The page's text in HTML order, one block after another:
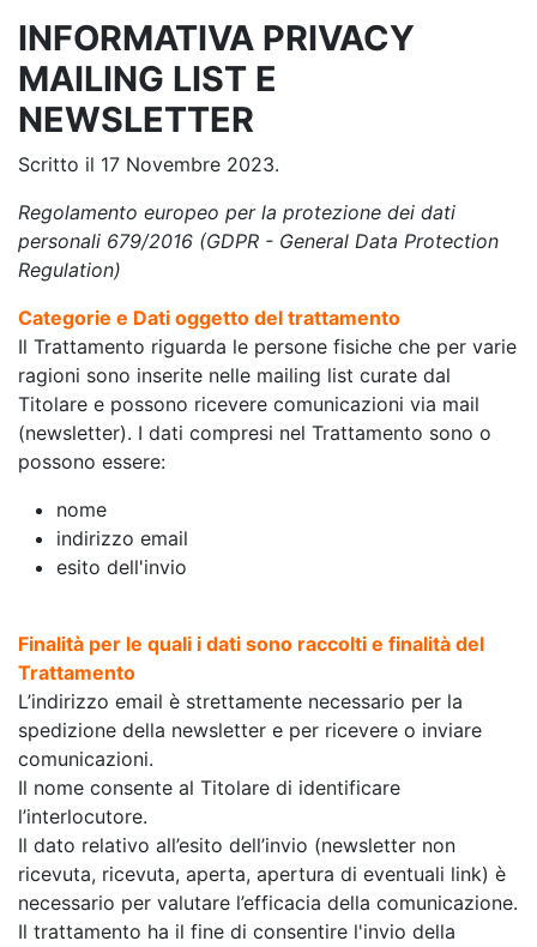
INFORMATIVA PRIVACY
MAILING LIST E
NEWSLETTER
Scritto il 17 Novembre 2023.
Regolamento europeo per la protezione dei dati
personali 679/2016 (GDPR - General Data Protection
Regulation)
Categorie e Dati oggetto del trattamento
Il Trattamento riguarda le persone fisiche che per varie
ragioni sono inserite nelle mailing list curate dal
Titolare e possono ricevere comunicazioni via mail
(newsletter). I dati compresi nel Trattamento sono o
possono essere:
nome
indirizzo email
esito dell'invio
Finalità per le quali i dati sono raccolti e finalità del
Trattamento
L’indirizzo email è strettamente necessario per la
spedizione della newsletter e per ricevere o inviare
comunicazioni.
Il nome consente al Titolare di identificare
l’interlocutore.
Il dato relativo all’esito dell’invio (newsletter non
ricevuta, ricevuta, aperta, apertura di eventuali link) è
necessario per valutare l’efficacia della comunicazione.
Il trattamento ha il fine di consentire l'invio della